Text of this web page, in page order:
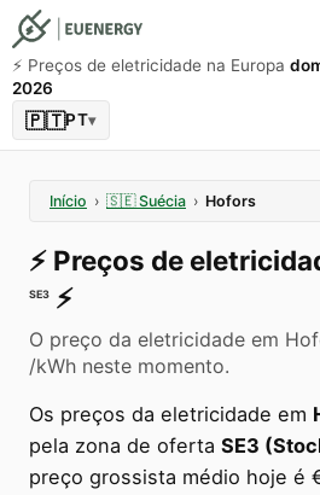
⚡️ Preços de eletricidade na Europa
2026
🇵🇹PT▾
Início › 🇸🇪 Suécia › Hofors
⚡️ Preços de
SE3 ⚡️
O preço da eletricidade em
/kWh neste momento.
Os preços da eletricidade em
pela zona de oferta SE3
preço grossista médio hoje é